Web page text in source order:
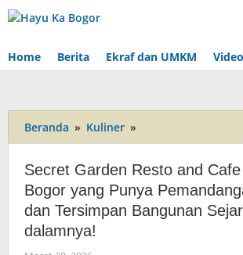
Lewati
ke
Home
Berita Ekraf dan UMKM Video
Beranda » Kuliner »
Garden
and
Cafe
di
Secret Garden Resto and
Bogor yang Punya
dan Tersimpan Bangunan
dalamnya!